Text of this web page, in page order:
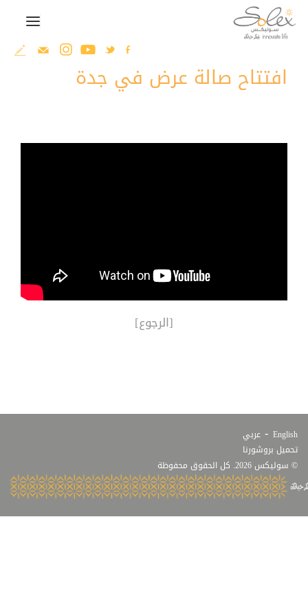
افتتاح صالة عرض في جدة
[الرجوع]
English
- عربي
تحميل بروشورنا
© سوليكس 2026. كل الحقوق محفوظة